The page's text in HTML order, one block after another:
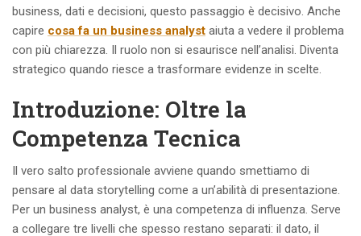
business, dati e decisioni, questo passaggio è decisivo. Anche
capire cosa fa un business analyst aiuta a vedere il problema
con più chiarezza. Il ruolo non si esaurisce nell’analisi. Diventa
strategico quando riesce a trasformare evidenze in scelte.
Introduzione: Oltre la
Competenza Tecnica
Il vero salto professionale avviene quando smettiamo di
pensare al data storytelling come a un’abilità di presentazione.
Per un business analyst, è una competenza di influenza. Serve
a collegare tre livelli che spesso restano separati: il dato, il